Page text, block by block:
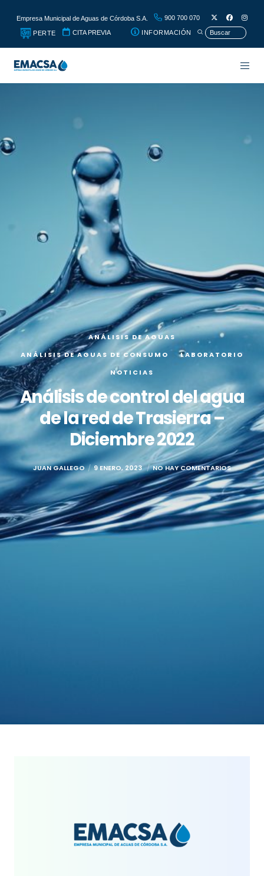
Empresa Municipal de Aguas de Córdoba S.A. 900 700 070
PERTE CITA PREVIA INFORMACIÓN
ANÁLISIS DE AGUAS
ANÁLISIS DE AGUAS DE CONSUMO
LABORATORIO
NOTICIAS
Análisis de control del agua
de la red de Trasierra –
Diciembre 2022
JUAN GALLEGO 9 ENERO, 2023 NO HAY COMENTARIOS